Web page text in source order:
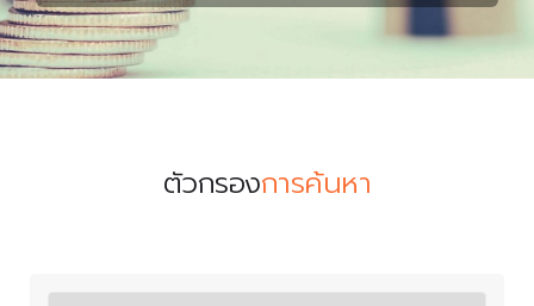
ตัวกรองการค้นหา